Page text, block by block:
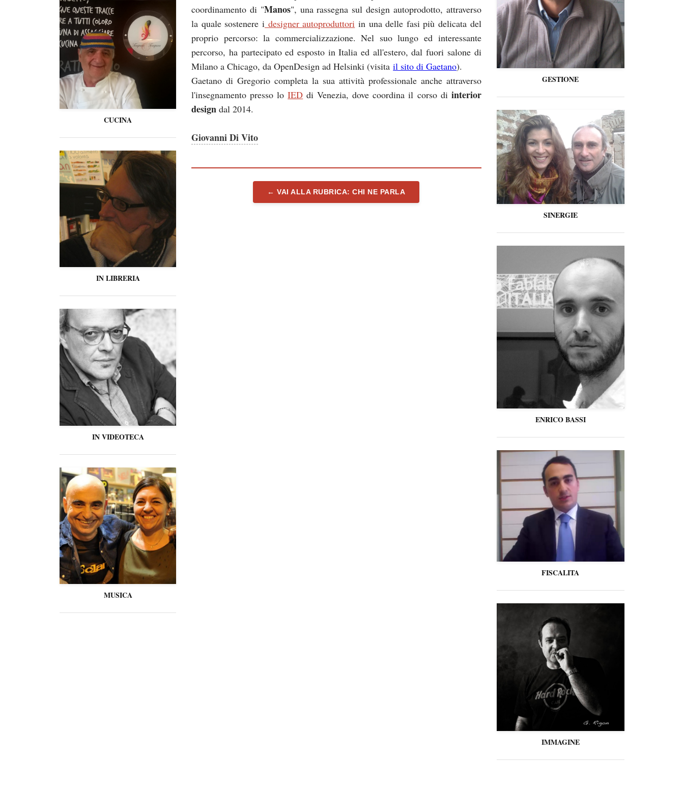
CUCINA
IN LIBRERIA
IN VIDEOTECA
MUSICA
coordinamento di "Manos", una rassegna sul design autoprodotto, attraverso
la quale sostenere i designer autoproduttori in una delle fasi più delicata del
proprio percorso: la commercializzazione. Nel suo lungo ed interessante
percorso, ha partecipato ed esposto in Italia ed all'estero, dal fuori salone di
Milano a Chicago, da OpenDesign ad Helsinki (visitail sito di Gaetano).
Gaetano di Gregorio completa la sua attività professionale anche attraverso
l'insegnamento presso loIED di Venezia, dove coordina il corso di interior
design dal 2014.
Giovanni Di Vito
← VAI ALLA RUBRICA: CHI NE PARLA
GESTIONE
SINERGIE
ENRICO BASSI
FISCALITA
IMMAGINE